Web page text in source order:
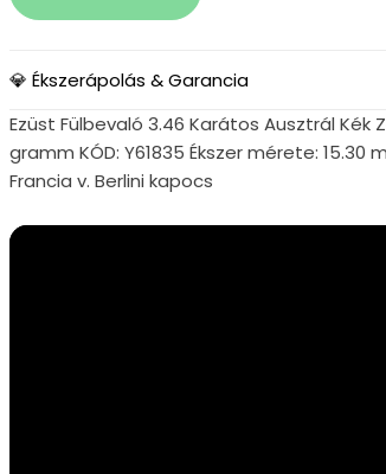
💎 Ékszerápolás & Garancia
Ezüst Fülbevaló 3.46 Karátos Ausztrál Kék
gramm KÓD: Y61835 Ékszer mérete:
Francia v. Berlini kapocs